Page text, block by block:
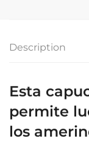
Description
Esta
permite
los